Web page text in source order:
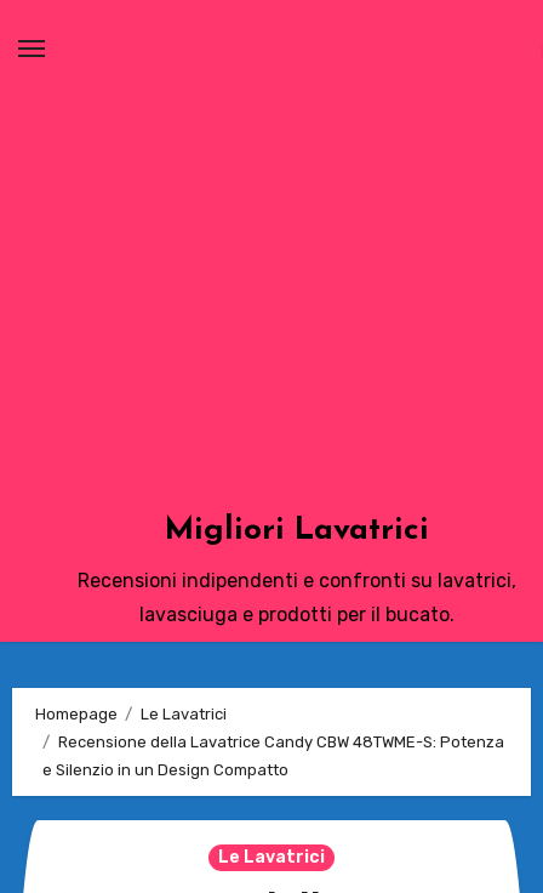
Migliori Lavatrici
Recensioni indipendenti e confronti su lavatrici,
lavasciuga e prodotti per il bucato.
Homepage
Le Lavatrici
Recensione della Lavatrice Candy CBW 48TWME-S: Potenza
e Silenzio in un Design Compatto
Le Lavatrici